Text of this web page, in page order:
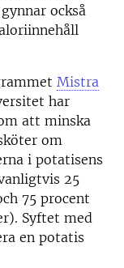
också
Mistra
har
att minska
om
i potatisens
25
75 procent
Syftet med
en potatis